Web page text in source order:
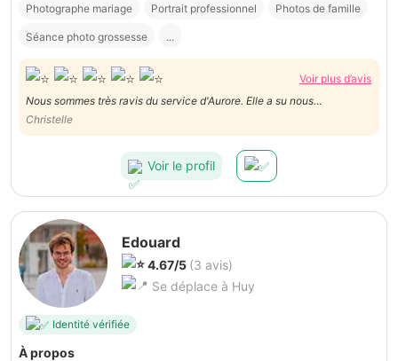
Photographe mariage Portrait professionnel Photos de famille
Séance photo grossesse ...
Voir plus d’avis
Nous sommes très ravis du service d'Aurore. Elle a su nous
accommoder malgré un changement de dernière minute. Belle
personne et très à l'écoute.
Christelle
Voir le profil
Edouard
4.67/5 (3 avis)
Se déplace à Huy
Identité vérifiée
À propos